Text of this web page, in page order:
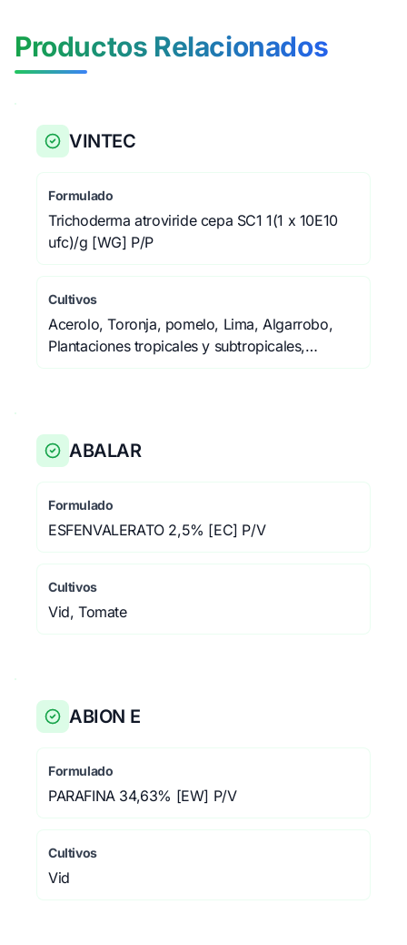
Productos Relacionados
VINTEC
Formulado
Trichoderma atroviride cepa SC1 1(1 x 10E10
ufc)/g [WG] P/P
Cultivos
Acerolo, Toronja, pomelo, Lima, Algarrobo,
Plantaciones tropicales y subtropicales,
Vid de mesa, Vid de vinificación, Arbustos
frutales, Arándano, mirtilo, Higuera, Ajo,
Hortalizas de hoja, Leguminosas verdes
(frescas), Tallos jóvenes, Ornamentales
herbáceas, Frutales de cáscara, Endrino,
ABALAR
Formulado
ESFENVALERATO 2,5% [EC] P/V
Cultivos
Vid, Tomate
ABION E
Formulado
PARAFINA 34,63% [EW] P/V
Cultivos
Vid